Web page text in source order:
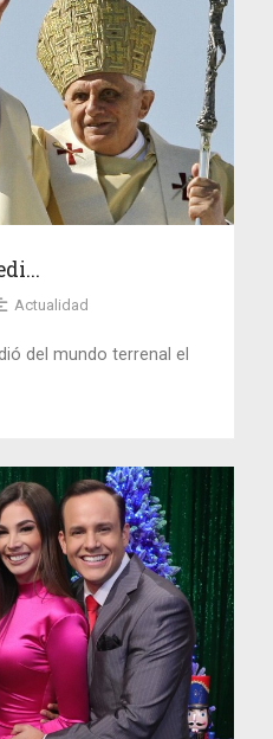
Actualidad
del mundo terrenal el